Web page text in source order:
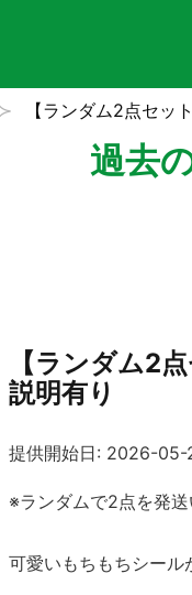
【ランダム2点セッ
過去
【ランダム2
説明有り
提供開始日: 2026-
※ランダムで2点を発
可愛いもちもちシール